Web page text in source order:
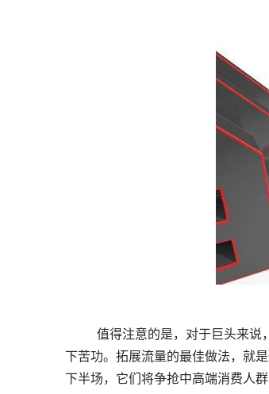
下苦功。拓展流量的最佳做法，就
下半场，它们将争抢中高端消费人群